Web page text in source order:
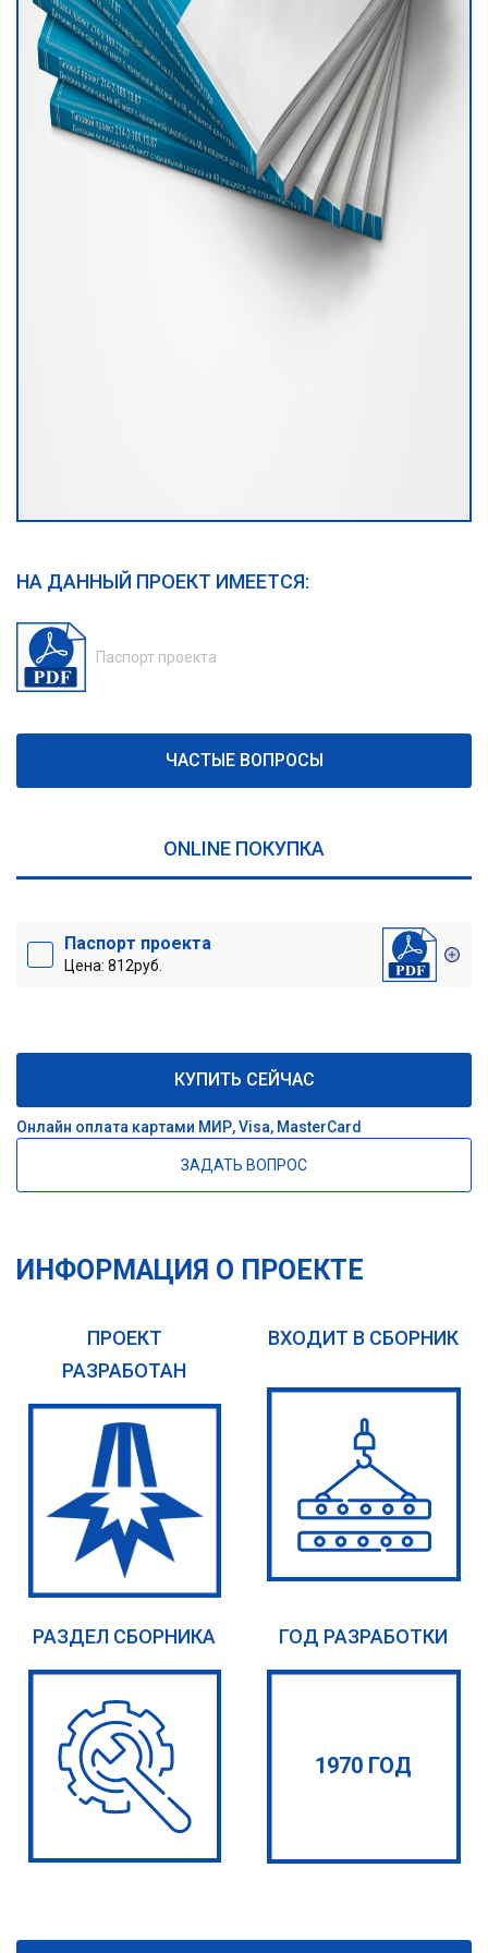
НА ДАННЫЙ ПРОЕКТ ИМЕЕТСЯ:
Паспорт проекта
ЧАСТЫЕ ВОПРОСЫ
ONLINE ПОКУПКА
Паспорт проекта
Цена: 812руб.
КУПИТЬ СЕЙЧАС
Онлайн оплата картами МИР, Visa, MasterCard
ЗАДАТЬ ВОПРОС
ИНФОРМАЦИЯ О ПРОЕКТЕ
ПРОЕКТ
РАЗРАБОТАН
ВХОДИТ В СБОРНИК
РАЗДЕЛ СБОРНИКА ГОД РАЗРАБОТКИ
1970 ГОД